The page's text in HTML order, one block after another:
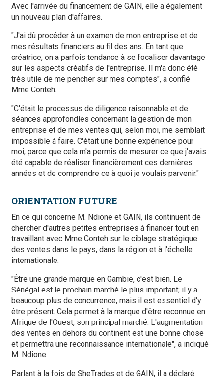
Avec l'arrivée du financement de GAIN, elle a également
un nouveau plan d'affaires.
"J'ai dû procéder à un examen de mon entreprise et de
mes résultats financiers au fil des ans. En tant que
créatrice, on a parfois tendance à se focaliser davantage
sur les aspects créatifs de l'entreprise. Il m'a donc été
très utile de me pencher sur mes comptes", a confié
Mme Conteh.
"C'était le processus de diligence raisonnable et de
séances approfondies concernant la gestion de mon
entreprise et de mes ventes qui, selon moi, me semblait
impossible à faire. C'était une bonne expérience pour
moi, parce que cela m'a permis de mesurer ce que j'avais
été capable de réaliser financièrement ces dernières
années et de comprendre ce à quoi je voulais parvenir."
ORIENTATION FUTURE
En ce qui concerne M. Ndione et GAIN, ils continuent de
chercher d'autres petites entreprises à financer tout en
travaillant avec Mme Conteh sur le ciblage stratégique
des ventes dans le pays, dans la région et à l'échelle
internationale.
"Être une grande marque en Gambie, c'est bien. Le
Sénégal est le prochain marché le plus important; il y a
beaucoup plus de concurrence, mais il est essentiel d'y
être présent. Cela permet à la marque d'être reconnue en
Afrique de l'Ouest, son principal marché. L'augmentation
des ventes en dehors du continent est une bonne chose
et permettra une reconnaissance internationale", a indiqué
M. Ndione.
Parlant à la fois de SheTrades et de GAIN, il a déclaré: